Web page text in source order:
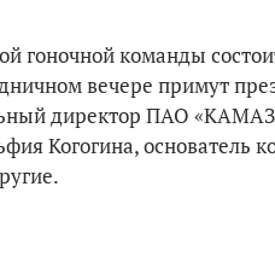
гоночной команды
вечере примут
директор ПАО
Когогина,